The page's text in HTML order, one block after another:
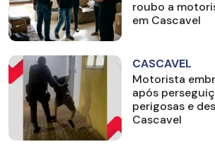
roubo a
em Cascavel
CASCAVEL
Motorista
após
perigosas e
Cascavel